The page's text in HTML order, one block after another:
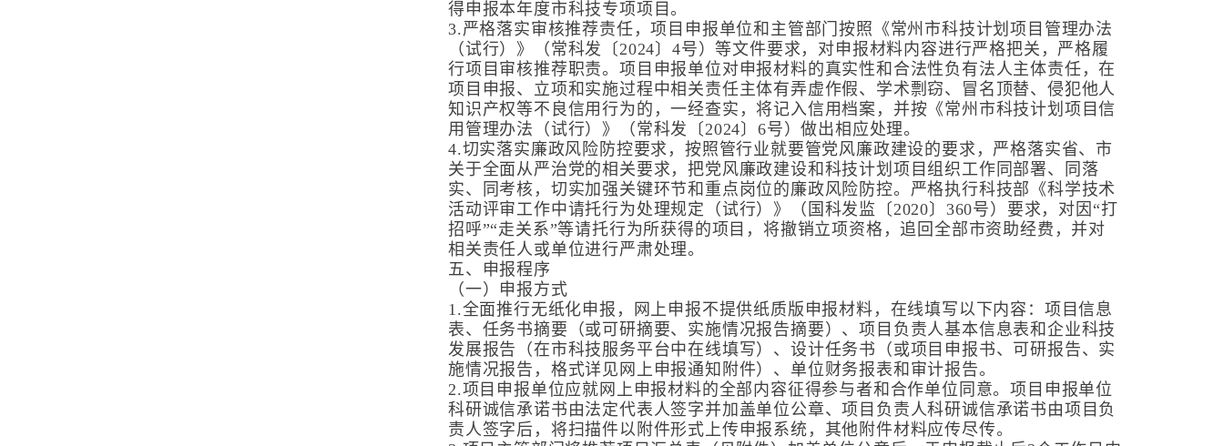
得申报本年度市科技专项项目。
3.严格落实审核推荐责任，项目申报单位和主管部门按照《常州市科技计划项目管理办法
（试行）》（常科发〔2024〕4号）等文件要求，对申报材料内容进行严格把关，严格履
行项目审核推荐职责。项目申报单位对申报材料的真实性和合法性负有法人主体责任，在
项目申报、立项和实施过程中相关责任主体有弄虚作假、学术剽窃、冒名顶替、侵犯他人
知识产权等不良信用行为的，一经查实，将记入信用档案，并按《常州市科技计划项目信
用管理办法（试行）》（常科发〔2024〕6号）做出相应处理。
4.切实落实廉政风险防控要求，按照管行业就要管党风廉政建设的要求，严格落实省、市
关于全面从严治党的相关要求，把党风廉政建设和科技计划项目组织工作同部署、同落
实、同考核，切实加强关键环节和重点岗位的廉政风险防控。严格执行科技部《科学技术
活动评审工作中请托行为处理规定（试行）》（国科发监〔2020〕360号）要求，对因“打
招呼”“走关系”等请托行为所获得的项目，将撤销立项资格，追回全部市资助经费，并对
相关责任人或单位进行严肃处理。
五、申报程序
（一）申报方式
1.全面推行无纸化申报，网上申报不提供纸质版申报材料，在线填写以下内容：项目信息
表、任务书摘要（或可研摘要、实施情况报告摘要）、项目负责人基本信息表和企业科技
发展报告（在市科技服务平台中在线填写）、设计任务书（或项目申报书、可研报告、实
施情况报告，格式详见网上申报通知附件）、单位财务报表和审计报告。
2.项目申报单位应就网上申报材料的全部内容征得参与者和合作单位同意。项目申报单位
科研诚信承诺书由法定代表人签字并加盖单位公章、项目负责人科研诚信承诺书由项目负
责人签字后，将扫描件以附件形式上传申报系统，其他附件材料应传尽传。